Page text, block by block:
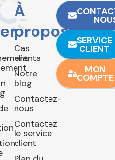
À
propos
Cas
clients
Notre
blog
Contactez-
nous
Contactez
le service
client
SERVICE
CLIENT
MON
COMPTE